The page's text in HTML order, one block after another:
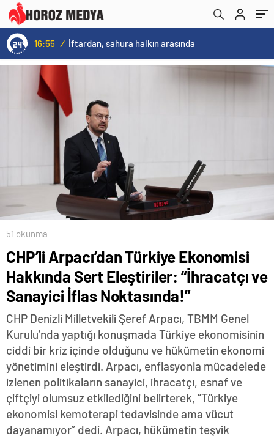
16:55 / İftardan, sahura halkın arasında
51 okunma
CHP’li Arpacı’dan Türkiye Ekonomisi
Hakkında Sert Eleştiriler: “İhracatçı ve
Sanayici İflas Noktasında!”
CHP Denizli Milletvekili Şeref Arpacı, TBMM Genel
Kurulu’nda yaptığı konuşmada Türkiye ekonomisinin
ciddi bir kriz içinde olduğunu ve hükümetin ekonomi
yönetimini eleştirdi. Arpacı, enflasyonla mücadelede
izlenen politikaların sanayici, ihracatçı, esnaf ve
çiftçiyi olumsuz etkilediğini belirterek, “Türkiye
ekonomisi kemoterapi tedavisinde ama vücut
dayanamıyor” dedi. Arpacı, hükümetin teşvik